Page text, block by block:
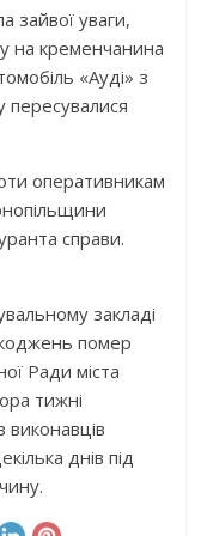
зайвої уваги,
на кременчанина
«Ауді» з
оперативникам
справи.
закладі
помер
Ради міста
тижні
днів під